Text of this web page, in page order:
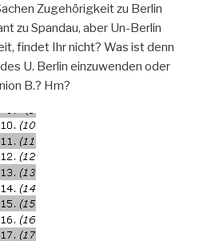
Zugehörigkeit zu Berlin
zu Spandau, aber Un-Berlin
findet Ihr nicht? Was ist denn
U. Berlin einzuwenden oder
B.? Hm?